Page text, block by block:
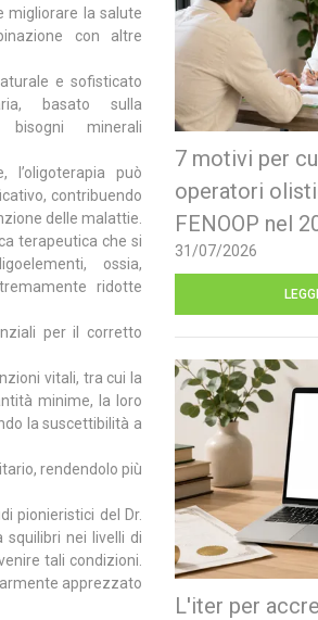
migliorare la salute
con altre
e sofisticato
basato sulla
minerali
l’oligoterapia può
contribuendo
delle malattie.
terapeutica che si
ossia,
ridotte
per il corretto
vitali, tra cui la
minime, la loro
la suscettibilità a
rendendolo più
pionieristici del Dr.
nei livelli di
tali condizioni.
apprezzato
7 motivi per
operatori
FENOOP nel
31/07/2026
L'iter per